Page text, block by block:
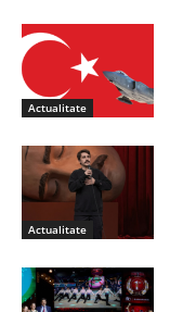
Actualitate
Actualitate